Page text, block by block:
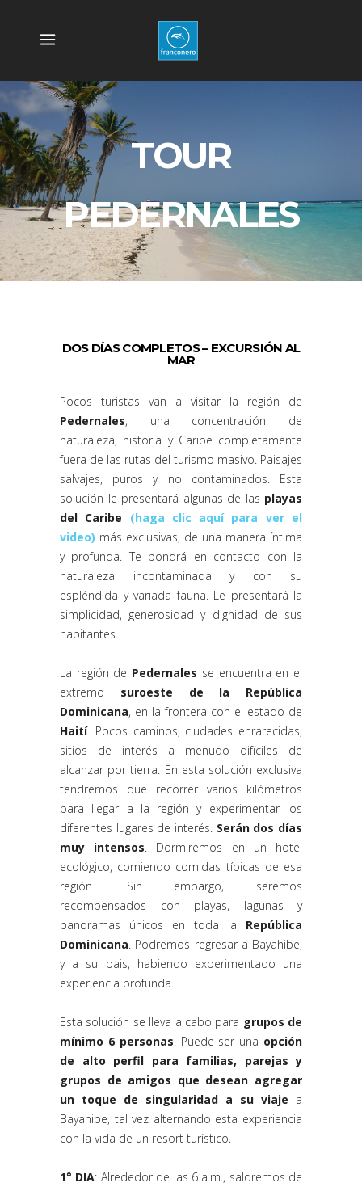
TOUR
PEDERNALES
DOS DÍAS COMPLETOS – EXCURSIÓN AL
MAR
Pocos turistas van a visitar la región de
Pedernales, una concentración de
naturaleza, historia y Caribe completamente
fuera de las rutas del turismo masivo. Paisajes
salvajes, puros y no contaminados. Esta
solución le presentará algunas de las playas
del Caribe (haga clic aquí para ver el
video) más exclusivas, de una manera íntima
y profunda. Te pondrá en contacto con la
naturaleza incontaminada y con su
espléndida y variada fauna. Le presentará la
simplicidad, generosidad y dignidad de sus
habitantes.
La región de Pedernales se encuentra en el
extremo suroeste de la República
Dominicana, en la frontera con el estado de
Haití. Pocos caminos, ciudades enrarecidas,
sitios de interés a menudo difíciles de
alcanzar por tierra. En esta solución exclusiva
tendremos que recorrer varios kilómetros
para llegar a la región y experimentar los
diferentes lugares de interés. Serán dos días
muy intensos . Dormiremos en un hotel
ecológico, comiendo comidas típicas de esa
región. Sin embargo, seremos
recompensados con playas, lagunas y
panoramas únicos en toda la República
Dominicana . Podremos regresar a Bayahibe,
y a su pais, habiendo experimentado una
experiencia profunda.
Esta solución se lleva a cabo para grupos de
mínimo 6 personas . Puede ser una opción
de alto perfil para familias, parejas y
grupos de amigos que desean agregar
un toque de singularidad a su viaje a
Bayahibe, tal vez alternando esta experiencia
con la vida de un resort turístico.
1° DIA: Alrededor de las 6 a.m., saldremos de